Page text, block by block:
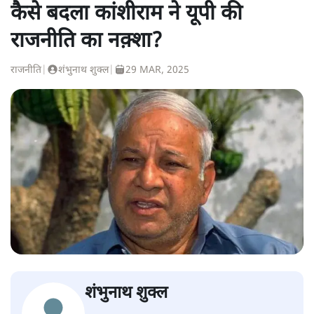
कैसे बदला कांशीराम ने यूपी की
राजनीति का नक़्शा?
राजनीति शंभुनाथ शुक्ल| 29 MAR, 2025
शंभुनाथ शुक्ल